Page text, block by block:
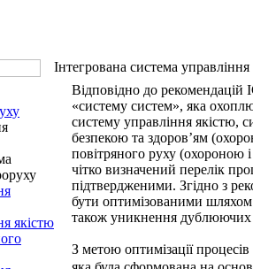
якістю
Інтегрована система
Відповідно до рекомендацій
«систему систем», яка
систему управління якістю,
безпекою та здоров’ям
повітряного руху (охороною
чітко визначений перелік
підтвердженими. Згідно з
бути оптимізованими шляхом
також уникнення дублюючих
З метою оптимізації